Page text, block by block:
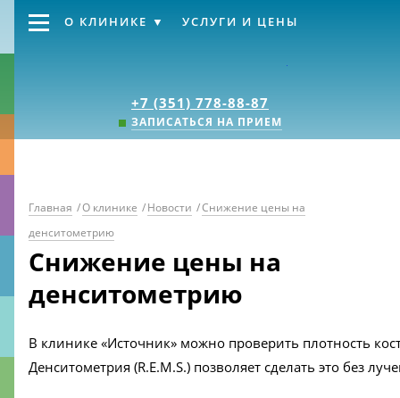
+7 (351) 778-88-87
ЗАПИСАТЬСЯ НА ПРИЕМ
О КЛИНИКЕ УСЛУГИ И ЦЕНЫ
Главная /О клинике /Новости /Снижение цены на
денситометрию
Снижение цены на
денситометрию
В клинике «Источник» можно проверить плотность
Денситометрия (R.E.M.S.) позволяет сделать это без